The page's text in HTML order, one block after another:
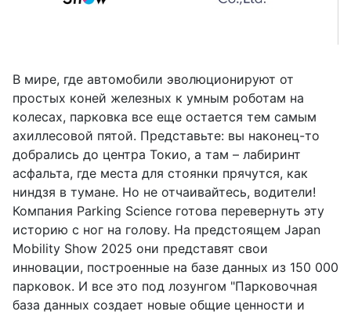
В мире, где автомобили эволюционируют от
простых коней железных к умным роботам на
колесах, парковка все еще остается тем самым
ахиллесовой пятой. Представьте: вы наконец-то
добрались до центра Токио, а там – лабиринт
асфальта, где места для стоянки прячутся, как
ниндзя в тумане. Но не отчаивайтесь, водители!
Компания Parking Science готова перевернуть эту
историю с ног на голову. На предстоящем Japan
Mobility Show 2025 они представят свои
инновации, построенные на базе данных из 150 000
парковок. И все это под лозунгом "Парковочная
база данных создает новые общие ценности и